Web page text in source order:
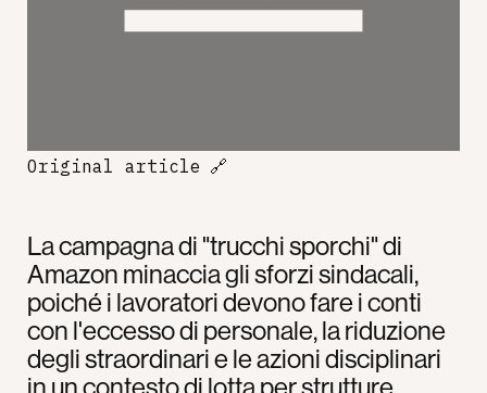
La campagna di "trucchi sporchi" di
Amazon minaccia gli sforzi sindacali,
poiché i lavoratori devono fare i conti
con l'eccesso di personale, la riduzione
degli straordinari e le azioni disciplinari
in un contesto di lotta per strutture
Original article 🔗